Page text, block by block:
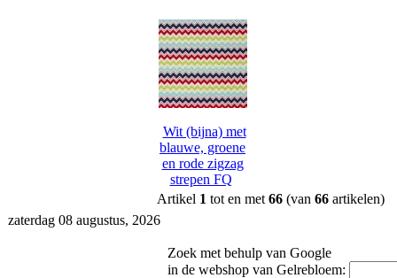
Wit (bijna) met
blauwe, groene
en rode zigzag
strepen FQ
Artikel 1 tot en met 66 (van 66 artikelen)
zaterdag 08 augustus, 2026
Zoek met behulp van Google
in de webshop van Gelrebloem: